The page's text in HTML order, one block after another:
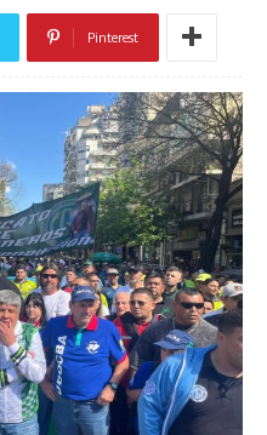
Pinterest